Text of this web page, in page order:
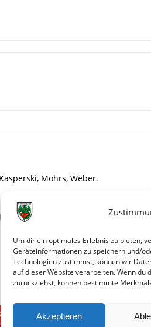
Um dir ein optimales Erlebnis zu bieten,
Geräteinformationen zu speichern und/
Technologien zustimmst, können wir
auf dieser Website verarbeiten. Wenn du
zurückziehst, können bestimmte
Akzeptieren
Mohrs, Weber.
Mechnig, Weiß, F. von Brevern.
DATENSCHUTZERKLÄRUNG